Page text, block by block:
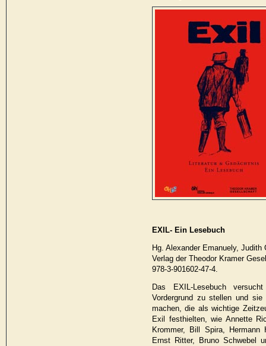
EXIL- Ein Lesebuch
Hg. Alexander Emanuely,
Verlag der Theodor Kramer
978-3-901602-47-4.
Das EXIL-Lesebuch
Vordergrund zu stellen und
machen, die als wichtige
Exil festhielten, wie Annette
Krommer, Bill Spira, Hermann
Ernst Ritter, Bruno Schwebel